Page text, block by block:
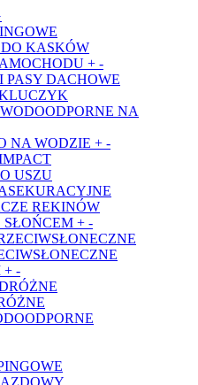
KASKÓW
+ -
DACHOWE
NA
NA WODZIE + -
USZU
REKINÓW
SŁOŃCEM + -
+ -